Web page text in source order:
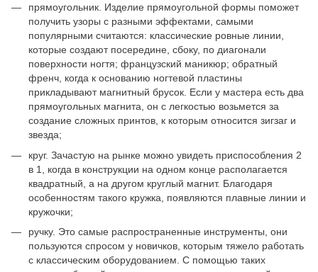
прямоугольник. Изделие прямоугольной формы поможет
получить узоры с разными эффектами, самыми
популярными считаются: классические ровные линии,
которые создают посередине, сбоку, по диагонали
поверхности ногтя; французский маникюр; обратный
френч, когда к основанию ногтевой пластины
прикладывают магнитный брусок. Если у мастера есть два
прямоугольных магнита, он с легкостью возьмется за
создание сложных принтов, к которым относится зигзаг и
звезда;
круг. Зачастую на рынке можно увидеть приспособления 2
в 1, когда в конструкции на одном конце располагается
квадратный, а на другом круглый магнит. Благодаря
особенностям такого кружка, появляются плавные линии и
кружочки;
ручку. Это самые распространенные инструменты, они
пользуются спросом у новичков, которым тяжело работать
с классическим оборудованием. С помощью таких